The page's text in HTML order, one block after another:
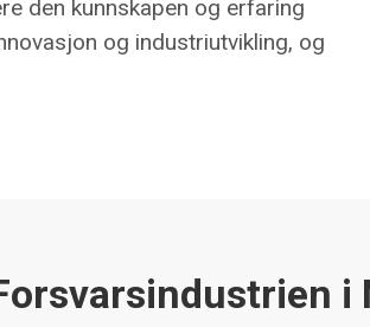
den kunnskapen og erfaring
og industriutvikling, og
i